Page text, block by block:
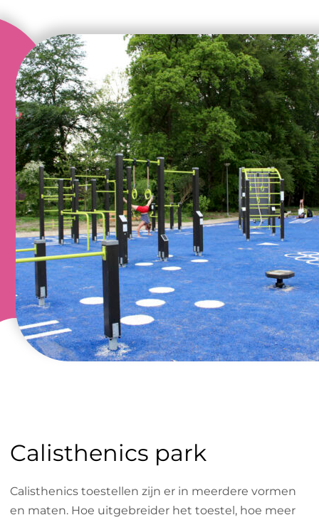
Calisthenics park
Calisthenics toestellen zijn er in meerdere vormen
en maten. Hoe uitgebreider het toestel, hoe meer